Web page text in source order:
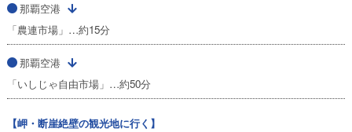
那覇空港
「農連市場」…約15分
那覇空港
「いしじゃ自由市場」…約50分
【岬・断崖絶壁の観光地に行く】